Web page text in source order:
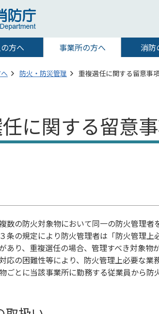
方へ 事業所の方へ 消防
防火・防災管理 重複選任に関する留意事
に関する留意
数の防火対象物において同一の防火管理
条の規定により防火管理者は「防火管理
あり、重複選任の場合、管理すべき対象
応の困難性等により、防火管理上必要な
ごとに当該事業所に勤務する従業員から防